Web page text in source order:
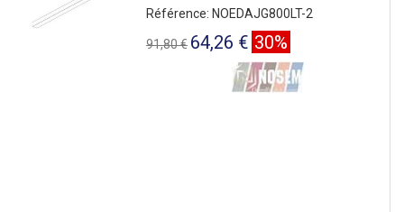
Référence: NOEDAJG800LT-2
91,80 € 64,26 € 30%